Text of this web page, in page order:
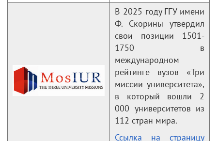
В 2025 году ГГУ имени
Ф. Скорины утвердил
свои позиции 1501-
1750 в
международном
рейтинге вузов «Три
миссии университета»,
в который вошли 2
000 университетов из
112 стран мира.
Ссылка на страницу